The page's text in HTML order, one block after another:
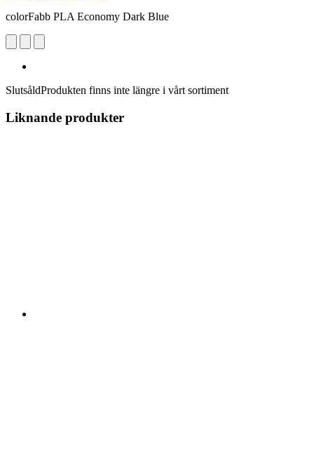
colorFabb PLA Economy Dark Blue
SlutsåldProdukten finns inte längre i vårt sortiment
Liknande produkter